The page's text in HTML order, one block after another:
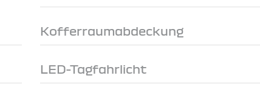
Kofferraumabdeckung
LED-Tagfahrlicht